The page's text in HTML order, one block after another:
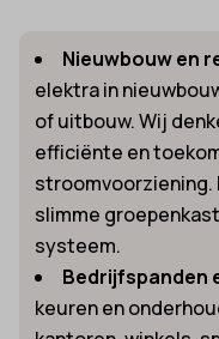
Nieuwbouw en
elektra in
of uitbouw. Wij
efficiënte en
stroomvoorziening.
slimme
systeem.
Bedrijfspanden
keuren en